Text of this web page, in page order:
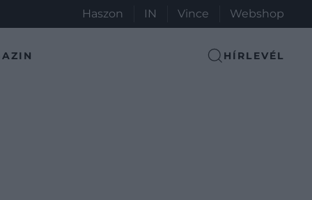
Haszon IN Vince Webshop
HÍRLEVÉL